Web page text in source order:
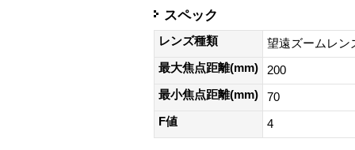
スペック
レンズ種類
望遠ズームレン
最大焦点距離(mm)
200
最小焦点距離(mm)
70
F値
4